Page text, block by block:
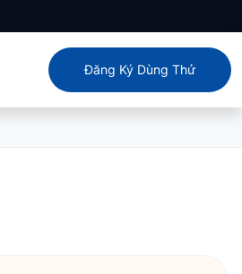
Đăng Ký Dùng Thử